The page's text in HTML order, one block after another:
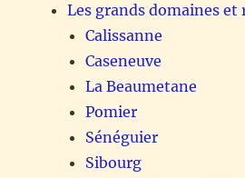
Les grands domaines et
Calissanne
Caseneuve
La Beaumetane
Pomier
Sénéguier
Sibourg